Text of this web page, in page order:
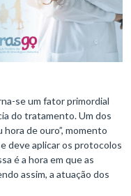
se um fator primordial
do tratamento. Um dos
de ouro”, momento
deve aplicar os protocolos
é a hora em que as
assim, a atuação dos